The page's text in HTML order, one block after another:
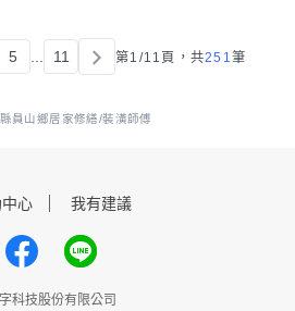
5 11 第1/11頁， 共251筆
員山鄉居家修繕/裝潢師傅
心 我有建議
科技股份有限公司